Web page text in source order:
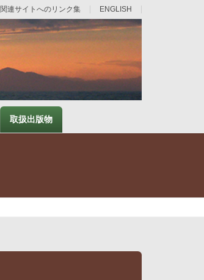
関連サイトへのリンク集 ENGLISH
取扱出版物